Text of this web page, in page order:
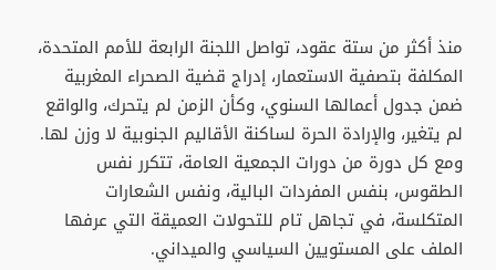
منذ أكثر من ستة عقود، تواصل اللجنة الرابعة للأمم المتحدة،
المكلفة بتصفية الاستعمار، إدراج قضية الصحراء المغربية
ضمن جدول أعمالها السنوي، وكأن الزمن لم يتحرك، والواقع
لم يتغير، والإرادة الحرة لساكنة الأقاليم الجنوبية لا وزن لها.
ومع كل دورة من دورات الجمعية العامة، تتكرر نفس
الطقوس، بنفس المفردات البالية، ونفس الشعارات
المتكلسة، في تجاهل تام للتحولات العميقة التي عرفها
الملف على المستويين السياسي والميداني.